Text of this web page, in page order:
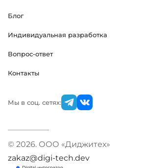
Блог
Индивидуальная разработка
Вопрос-ответ
Контакты
Мы в соц. сетях:
© 2026. ООО «Диджитех»
zakaz@digi-tech.dev